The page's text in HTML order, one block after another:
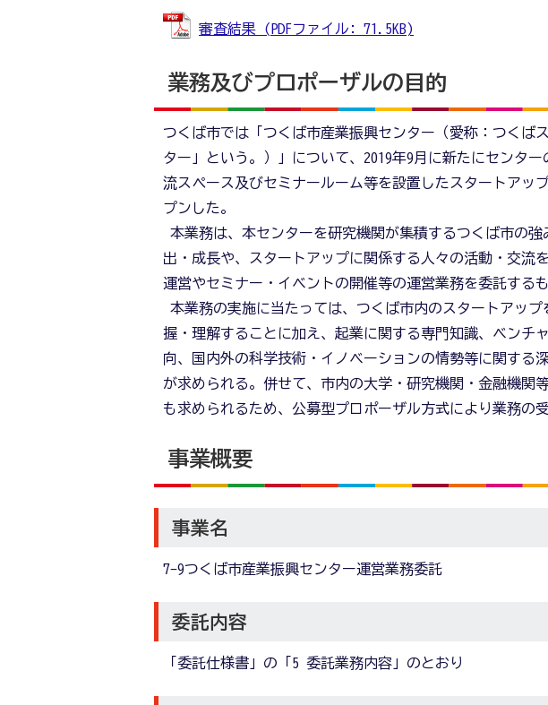
審査結果 (PDFファイル: 71.5KB)
業務及びプロポーザルの目的
つくば市では「つくば市産業振興センター（愛称：つくば
ター」という。）」について、2019年9月に新たにセンタ
流スペース及びセミナールーム等を設置したスタートアッ
プンした。
本業務は、本センターを研究機関が集積するつくば市の強
出・成長や、スタートアップに関係する人々の活動・交流
運営やセミナー・イベントの開催等の運営業務を委託するも
本業務の実施に当たっては、つくば市内のスタートアッ
握・理解することに加え、起業に関する専門知識、ベンチ
向、国内外の科学技術・イノベーションの情勢等に関する
が求められる。併せて、市内の大学・研究機関・金融機関
も求められるため、公募型プロポーザル方式により業務の
事業概要
事業名
7-9つくば市産業振興センター運営業務委託
委託内容
「委託仕様書」の「5 委託業務内容」のとおり